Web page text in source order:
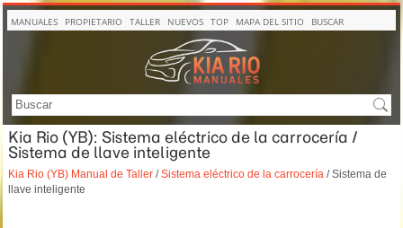
MANUALES PROPIETARIO TALLER NUEVOS TOP MAPA DEL SITIO BUSCAR
Kia Rio (YB): Sistema eléctrico de la carrocería /
Sistema de llave inteligente
Kia Rio (YB) Manual de Taller /Sistema eléctrico de la carrocería / Sistema de
llave inteligente